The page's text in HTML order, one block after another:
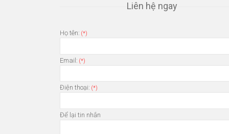
Liên hệ ngay
Họ tên: (*)
Email: (*)
Điện thoại: (*)
Để lại tin nhắn